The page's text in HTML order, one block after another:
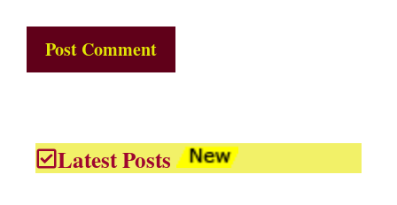
Latest Posts